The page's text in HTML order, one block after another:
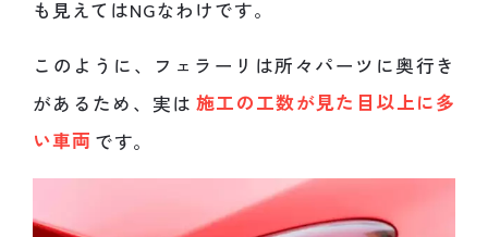
も見えてはNGなわけです。
このように、フェラーリは所々パーツに奥行き
があるため、実は 施工の工数が見た目以上に多
い車両 です。